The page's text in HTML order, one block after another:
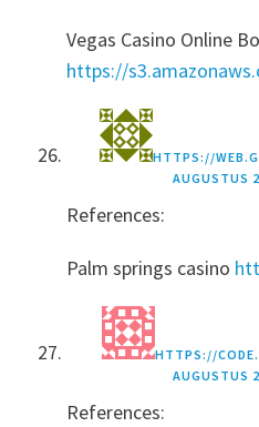
Vegas Casino Online
https://
HTTPS://
AUGUSTUS
References:
Palm springs casino
HTTPS://
AUGUSTUS
References: